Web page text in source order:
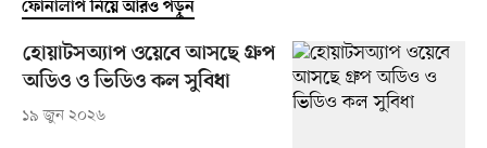
ফোনালাপ নিয়ে আরও পড়ুন
হোয়াটসঅ্যাপ ওয়েবে আসছে গ্রুপ
অডিও ও ভিডিও কল সুবিধা
১৯ জুন ২০২৬